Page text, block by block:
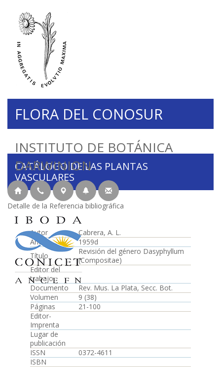
INSTITUTO DE BOTÁNICA
DARWINION
FLORA DEL CONOSUR
CATÁLOGO DE LAS PLANTAS
VASCULARES
Detalle de la Referencia bibliográfica
Autor
Cabrera, A. L.
Año
1959d
Título
Revisión del género Dasyphyllum
(Compositae)
Editor del
trabajo
Documento
Rev. Mus. La Plata, Secc. Bot.
Volumen
9 (38)
Páginas
21-100
Editor-
Imprenta
Lugar de
publicación
ISSN
0372-4611
ISBN